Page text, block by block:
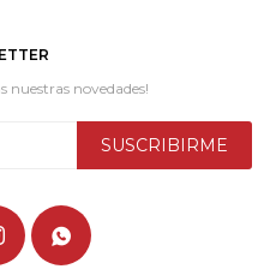
nuestras novedades!
SUSCRIBIRME
